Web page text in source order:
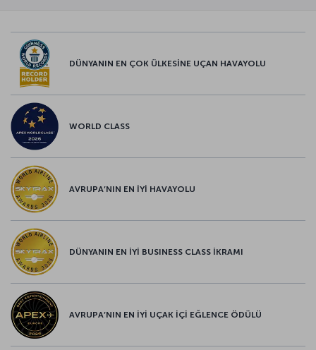
DÜNYANIN EN ÇOK ÜLKESİNE UÇAN HAVAYOLU
WORLD CLASS
AVRUPA’NIN EN İYİ HAVAYOLU
DÜNYANIN EN İYİ BUSINESS CLASS İKRAMI
AVRUPA’NIN EN İYİ UÇAK İÇİ EĞLENCE ÖDÜLÜ